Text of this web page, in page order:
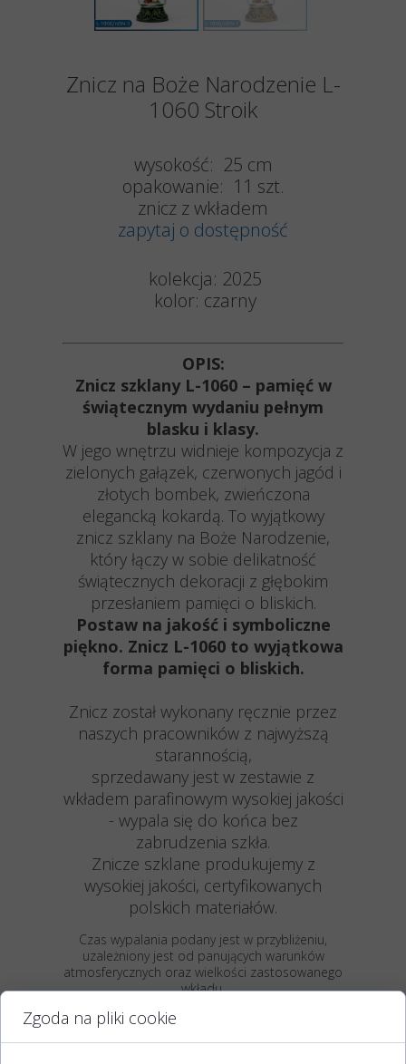
Znicz na Boże Narodzenie L-
1060 Stroik
wysokość: 25 cm
opakowanie: 11 szt.
znicz z wkładem
zapytaj o dostępność
kolekcja: 2025
kolor: czarny
OPIS:
Znicz szklany L-1060 – pamięć w
świątecznym wydaniu pełnym
blasku i klasy.
W jego wnętrzu widnieje kompozycja z
zielonych gałązek, czerwonych jagód i
złotych bombek, zwieńczona
elegancką kokardą. To wyjątkowy
znicz szklany na Boże Narodzenie,
który łączy w sobie delikatność
świątecznych dekoracji z głębokim
przesłaniem pamięci o bliskich.
Postaw na jakość i symboliczne
piękno. Znicz L-1060 to wyjątkowa
forma pamięci o bliskich.
Znicz został wykonany ręcznie przez
naszych pracowników z najwyższą
starannością,
sprzedawany jest w zestawie z
wkładem parafinowym wysokiej jakości
- wypala się do końca bez
zabrudzenia szkła.
Znicze szklane produkujemy z
wysokiej jakości, certyfikowanych
polskich materiałów.
Czas wypalania podany jest w przybliżeniu,
uzależniony jest od panujących warunków
atmosferycznych oraz wielkości zastosowanego
wkładu.
zacienionym pomieszczeniu.
Zgoda na pliki cookie